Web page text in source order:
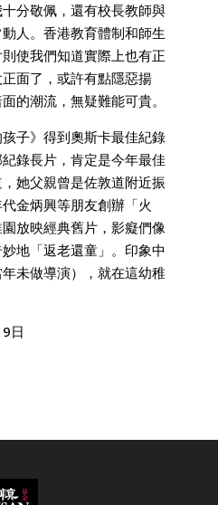
分敬佩，還有校長教師與
人。香港教育體制和師生
使我們知道實際上也有正
面了，或許有點隱惡揚
的潮流，無疑難能可貴。
子》得到奧斯卡最佳紀錄
錄長片，肯定是今年最佳
她父親曾是佐敦道附近振
金炳興等朋友創辦「火
放映經典舊片，影癡們像
地「返老還童」。印象中
未做導演），就在這幼稚
日